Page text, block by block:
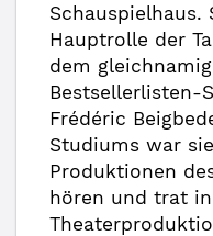
Hauptrolle der
dem
Bestsellerlisten-
Frédéric
Studiums war
Produktionen
hören und trat